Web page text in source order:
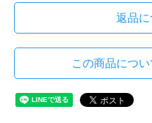
返品に
この商品につ